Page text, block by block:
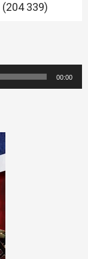
(204 339)
00:00